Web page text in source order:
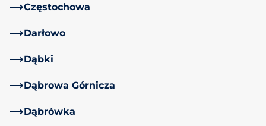
Częstochowa
Darłowo
Dąbki
Dąbrowa Górnicza
Dąbrówka